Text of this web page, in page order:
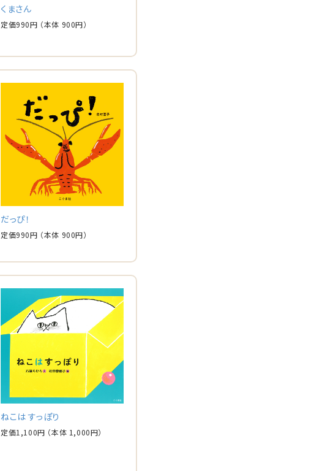
くまさん
定価990円 （本体 900円）
だっぴ！
定価990円 （本体 900円）
ねこは すっぽり
定価1,100円 （本体 1,000円）